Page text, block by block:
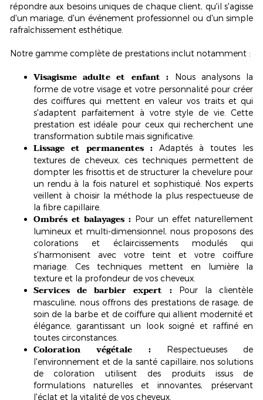
répondre aux besoins uniques de chaque client, qu'il s'agisse
d'un mariage, d'un événement professionnel ou d'un simple
rafraîchissement esthétique.
Notre gamme complète de prestations inclut notamment :
Visagisme adulte et enfant : Nous analysons la
forme de votre visage et votre personnalité pour créer
des coiffures qui mettent en valeur vos traits et qui
s'adaptent parfaitement à votre style de vie. Cette
prestation est idéale pour ceux qui recherchent une
transformation subtile mais significative.
Lissage et permanentes :Adaptés à toutes les
textures de cheveux, ces techniques permettent de
dompter les frisottis et de structurer la chevelure pour
un rendu à la fois naturel et sophistiqué. Nos experts
veillent à choisir la méthode la plus respectueuse de
la fibre capillaire.
Ombrés et balayages : Pour un effetnaturellement
lumineuxet multi-dimensionnel, nous proposons des
colorations et éclaircissements modulés qui
s'harmonisent avec votre teint et votre coiffure
mariage. Ces techniques mettent en lumière la
texture et la profondeur de vos cheveux.
Services de barbier expert :Pour la clientèle
masculine, nous offrons des prestations de rasage, de
soin de la barbe et de coiffure qui allient modernité et
élégance, garantissant un look soigné et raffiné en
toutes circonstances.
Coloration végétale :Respectueuses de
l'environnement et de la santé capillaire, nos solutions
de coloration utilisent des produits issus de
formulations naturelles et innovantes, préservant
l'éclat et la vitalité de vos cheveux.